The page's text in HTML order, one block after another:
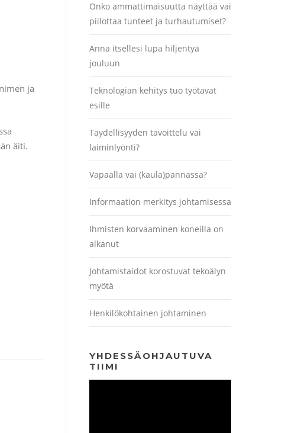
ja
äiti.
Onko ammattimaisuutta näyttää vai
piilottaa tunteet ja turhautumiset?
Anna itsellesi lupa hiljentyä
jouluun
Teknologian kehitys tuo työtavat
esille
Täydellisyyden tavoittelu vai
laiminlyönti?
Vapaalla vai (kaula)pannassa?
Informaation merkitys johtamisessa
Ihmisten korvaaminen koneilla on
alkanut
Johtamistaidot korostuvat tekoälyn
myötä
Henkilökohtainen johtaminen
YHDESSÄOHJAUTUVA
TIIMI